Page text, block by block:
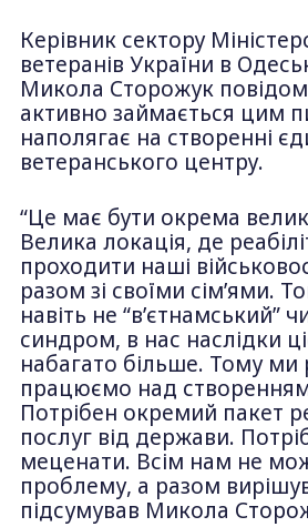
Керівник сектору
ветеранів України в
Микола Сторожук
активно займається цим
наполягає на створенні
ветеранського центру.
“Це має бути окрема
Велика локація, де
проходити наші
разом зі своїми сім’ями.
навіть не “в’єтнамський”
синдром, в нас наслідки
набагато більше. Тому ми
працюємо над
Потрібен окремий пакет
послуг від держави.
меценати. Всім нам не
проблему, а разом
підсумував Микола